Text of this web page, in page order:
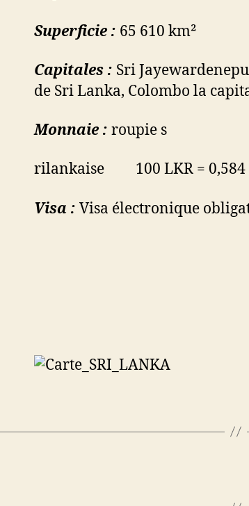
Superficie : 65 610 km²
Capitales : Sri
de Sri Lanka, Colombo la
Monnaie : roupie s
rilankaise 100 LKR = 0,584
Visa : Visa électronique